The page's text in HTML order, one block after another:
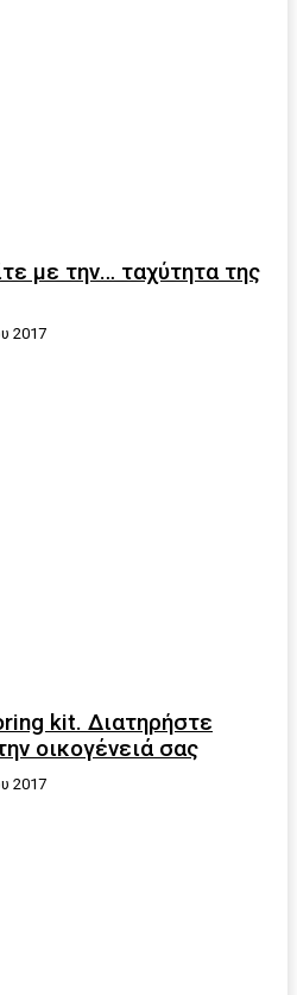
με την… ταχύτητα της
2017
kit. Διατηρήστε
οικογένειά σας
2017